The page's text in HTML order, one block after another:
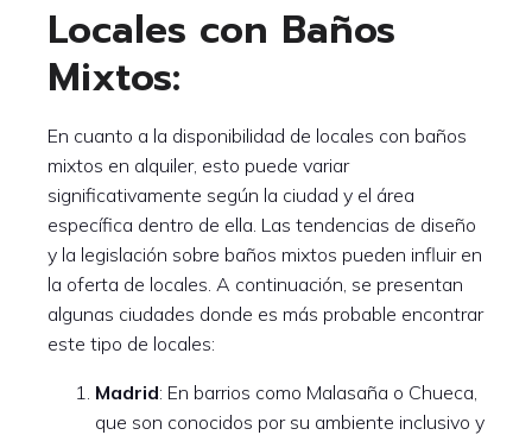
Locales con Baños
Mixtos:
En cuanto a la disponibilidad de locales con baños
mixtos en alquiler, esto puede variar
significativamente según la ciudad y el área
específica dentro de ella. Las tendencias de diseño
y la legislación sobre baños mixtos pueden influir en
la oferta de locales. A continuación, se presentan
algunas ciudades donde es más probable encontrar
este tipo de locales:
Madrid: En barrios como Malasaña o Chueca,
que son conocidos por su ambiente inclusivo y